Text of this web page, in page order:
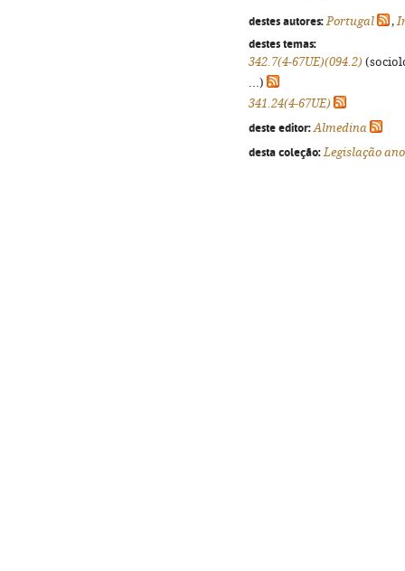
destes autores: Portugal ,
destes temas:
342.7(4-67UE)(094.2)
...)
341.24(4-67UE)
deste editor: Almedina
desta coleção: Legislação